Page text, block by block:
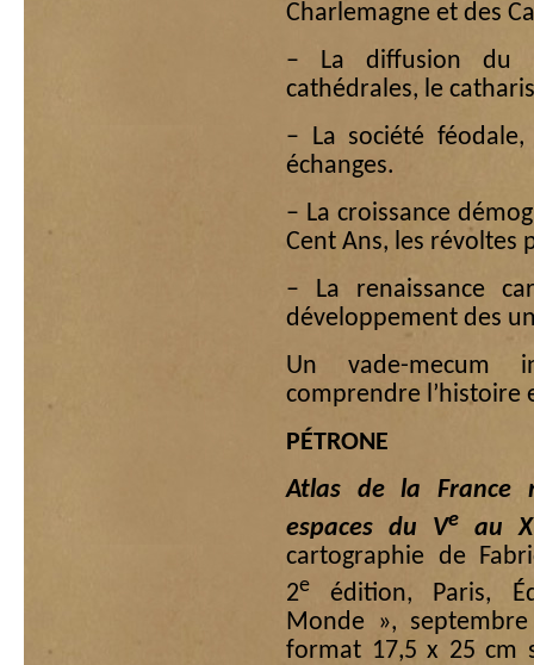
Charlemagne et des
– La diffusion du
cathédrales, le
– La société
échanges.
– La croissance
Cent Ans, les révoltes
– La renaissance
développement des
Un vade-mecum
comprendre l’histoire
PÉTRONE
Atlas de la France
espaces du Ve au
cartographie de
2e édition, Paris,
Monde »,
format 17,5 x 25 cm